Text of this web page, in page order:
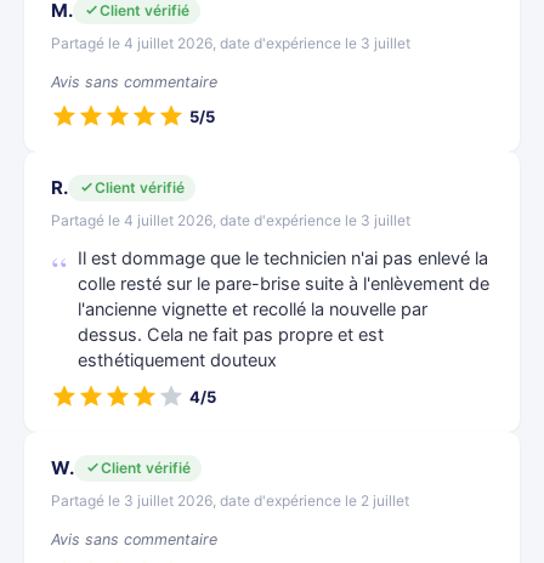
M.
Client vérifié
Partagé le 4 juillet 2026, date d'expérience le 3 juillet
Avis sans commentaire
5/5
R.
Client vérifié
Partagé le 4 juillet 2026, date d'expérience le 3 juillet
Il est dommage que le technicien n'ai pas enlevé la
colle resté sur le pare-brise suite à l'enlèvement de
l'ancienne vignette et recollé la nouvelle par
dessus. Cela ne fait pas propre et est
esthétiquement douteux
4/5
W.
Client vérifié
Partagé le 3 juillet 2026, date d'expérience le 2 juillet
Avis sans commentaire